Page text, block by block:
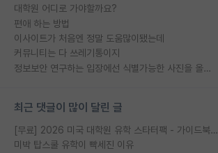
대학원 어디로 가야할까요?
편애 하는 방법
이사이트가 처음엔 정말 도움많이됐는데
커뮤니티는 다 쓰레기통이지
정보보안 연구하는 입장에선 식별가능한 사진을 올리는건 비추이긴함
최근 댓글이 많이 달린 글
[무료] 2026 미국 대학원 유학 스타터팩 - 가이드북 & 합격자 컨택메일 템플릿
미박 탑스쿨 유학이 빡세진 이유